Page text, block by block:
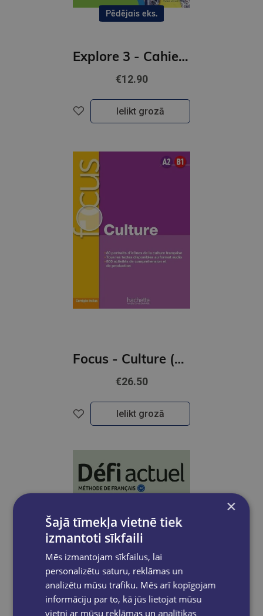
Pēdējais eks.
Explore 3 - Cahier d'activites (A2)
€12.90
Ielikt grozā
Focus - Culture (A2-B1)
€26.50
Ielikt grozā
×
Šajā tīmekļa vietnē tiek
izmantoti sīkfaili
Mēs izmantojam sīkfailus, lai
personalizētu saturu, reklāmas un
analizētu mūsu trafiku. Mēs arī kopīgojam
informāciju par to, kā jūs lietojat mūsu
vietni ar mūsu reklāmas un analītikas